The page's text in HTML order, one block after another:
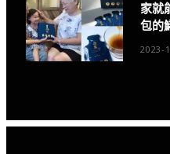
家就
包的
2023-